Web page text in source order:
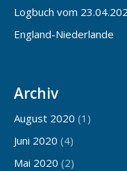
Logbuch vom
England-Niederlande
Archiv
August 2020 (1)
Juni 2020 (4)
Mai 2020 (2)